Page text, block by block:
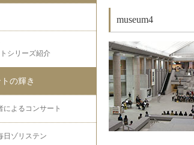
ーズ紹介
生きる 2026
museum4
シリーズ紹介
の輝き
によるコンサート
日ゾリステン